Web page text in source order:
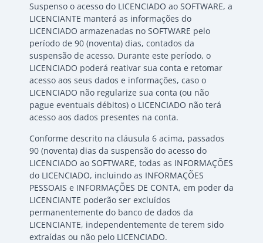
Suspenso o acesso do LICENCIADO ao SOFTWARE, a
LICENCIANTE manterá as informações do
LICENCIADO armazenadas no SOFTWARE pelo
período de 90 (noventa) dias, contados da
suspensão de acesso. Durante este período, o
LICENCIADO poderá reativar sua conta e retomar
acesso aos seus dados e informações, caso o
LICENCIADO não regularize sua conta (ou não
pague eventuais débitos) o LICENCIADO não terá
acesso aos dados presentes na conta.
Conforme descrito na cláusula 6 acima, passados
90 (noventa) dias da suspensão do acesso do
LICENCIADO ao SOFTWARE, todas as INFORMAÇÕES
do LICENCIADO, incluindo as INFORMAÇÕES
PESSOAIS e INFORMAÇÕES DE CONTA, em poder da
LICENCIANTE poderão ser excluídos
permanentemente do banco de dados da
LICENCIANTE, independentemente de terem sido
extraídas ou não pelo LICENCIADO.